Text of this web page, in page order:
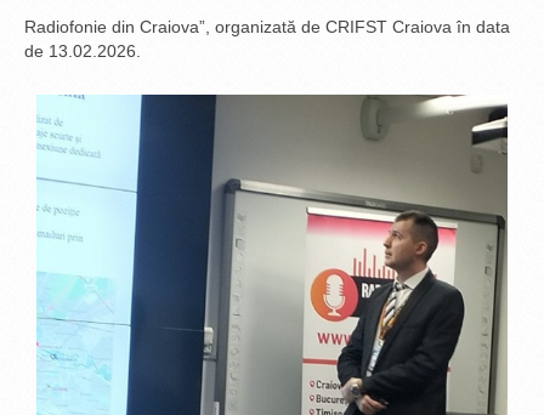
Radiofonie din Craiova”, organizată de CRIFST Craiova în data
de 13.02.2026.